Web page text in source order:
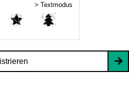
> Textmodus